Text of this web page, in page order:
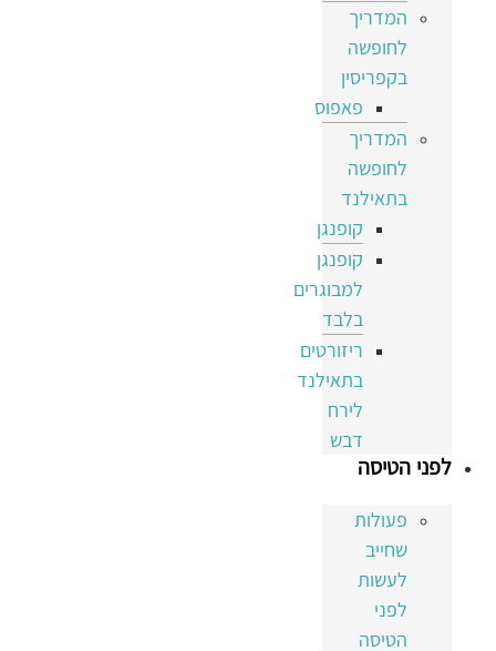
המדריך
לחופשה
בקפריסין
פאפוס
המדריך
לחופשה
בתאילנד
קופנגן
קופנגן
למבוגרים
בלבד
ריזורטים
בתאילנד
לירח
דבש
לפני הטיסה
פעולות
שחייב
לעשות
לפני
הטיסה